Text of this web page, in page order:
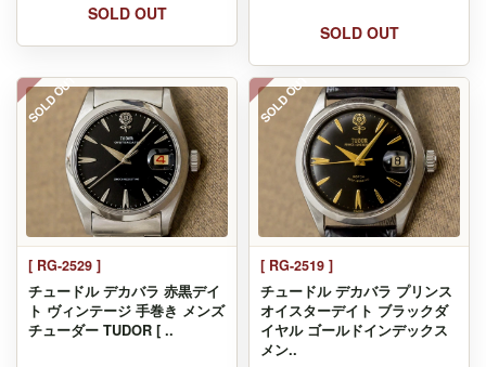
SOLD OUT
SOLD OUT
SOLD OUT
[ RG-2529 ]
チュードル デカバラ 赤黒デイ
ト ヴィンテージ 手巻き メンズ
チューダー TUDOR [ ..
SOLD OUT
[ RG-2519 ]
チュードル デカバラ プリンス
オイスターデイト ブラックダ
イヤル ゴールドインデックス
メン..